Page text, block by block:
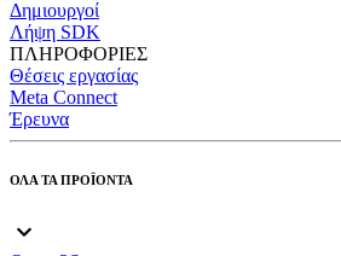
Δημιουργοί
Λήψη SDK
ΠΛΗΡΟΦΟΡΙΕΣ
Θέσεις εργασίας
Meta Connect
Έρευνα
ΟΛΑ ΤΑ ΠΡΟΪΟΝΤΑ